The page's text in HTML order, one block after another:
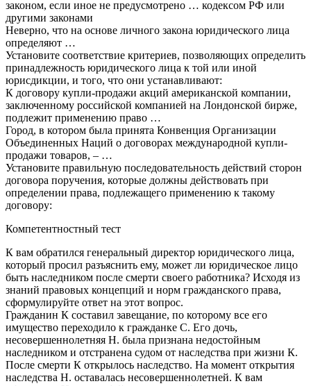
законом, если иное не предусмотрено … кодексом РФ или
другими законами
Неверно, что на основе личного закона юридического лица
определяют …
Установите соответствие критериев, позволяющих определить
принадлежность юридического лица к той или иной
юрисдикции, и того, что они устанавливают:
К договору купли-продажи акций американской компании,
заключенному российской компанией на Лондонской бирже,
подлежит применению право …
Город, в котором была принята Конвенция Организации
Объединенных Наций о договорах международной купли-
продажи товаров, – …
Установите правильную последовательность действий сторон
договора поручения, которые должны действовать при
определении права, подлежащего применению к такому
договору:
Компетентностный тест
К вам обратился генеральный директор юридического лица,
который просил разъяснить ему, может ли юридическое лицо
быть наследником после смерти своего работника? Исходя из
знаний правовых концепций и норм гражданского права,
сформулируйте ответ на этот вопрос.
Гражданин К составил завещание, по которому все его
имущество переходило к гражданке С. Его дочь,
несовершеннолетняя Н. была признана недостойным
наследником и отстранена судом от наследства при жизни К.
После смерти К открылось наследство. На момент открытия
наследства Н. оставалась несовершеннолетней. К вам